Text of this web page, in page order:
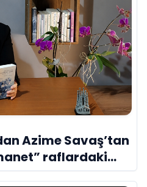
Azime Savaş’tan
raflardaki